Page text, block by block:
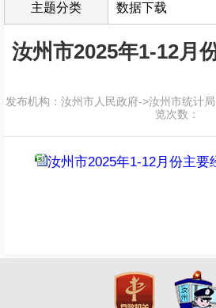
主题分类 数据下载
汝州市2025年1-12月
发布机构：汝州市人民政府->汝州市统计局
览次数：
汝州市2025年1-12月份主要